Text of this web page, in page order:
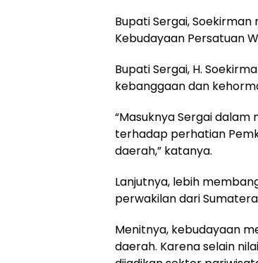
Bupati Sergai,
Kebudayaan Persatuan
Bupati Sergai, H.
kebanggaan dan
“Masuknya Sergai
terhadap perhatian
daerah,” katanya.
Lanjutnya, lebih
perwakilan dari
Menitnya, kebudayaan
daerah. Karena selain